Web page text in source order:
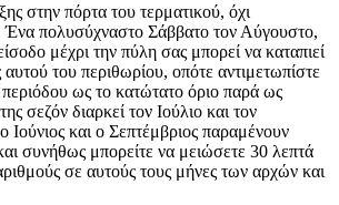
στην πόρτα του τερματικού, όχι
Ένα πολυσύχναστο Σάββατο τον Αύγουστο,
μέχρι την πύλη σας μπορεί να καταπιεί
του περιθωρίου, οπότε αντιμετωπίστε
ως το κατώτατο όριο παρά ως
σεζόν διαρκεί τον Ιούλιο και τον
και ο Σεπτέμβριος παραμένουν
συνήθως μπορείτε να μειώσετε 30 λεπτά
σε αυτούς τους μήνες των αρχών και